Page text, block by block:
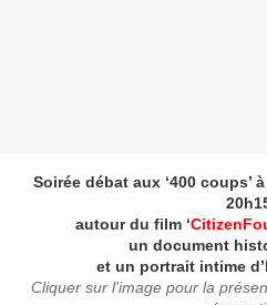
Soirée débat aux ‘400 coups’
autour du film ‘
un document
et un portrait intime
Cliquer sur l'image pour la